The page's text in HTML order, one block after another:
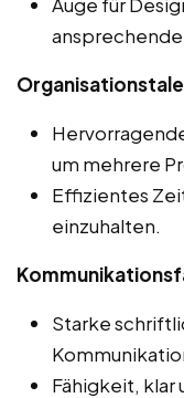
um mehrere
Effizientes
einzuhalten.
Starke
Fähigkeit, klar